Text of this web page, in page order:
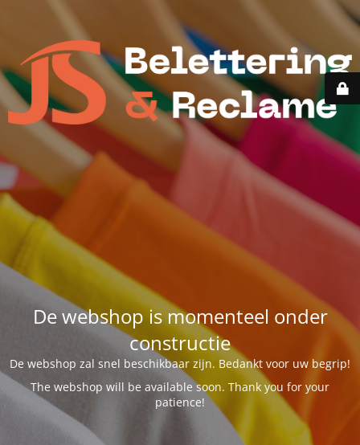
De webshop is momenteel onder
constructie
De webshop zal snel beschikbaar zijn. Bedankt voor uw begrip!
The webshop will be available soon. Thank you for your
patience!